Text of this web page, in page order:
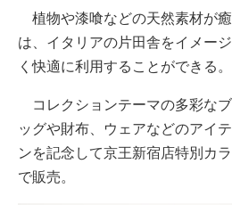
植物や漆喰などの天然素材が
は、イタリアの片田舎をイメー
く快適に利用することができる。
コレクションテーマの多彩な
ッグや財布、ウェアなどのアイ
ンを記念して京王新宿店特別カ
で販売。